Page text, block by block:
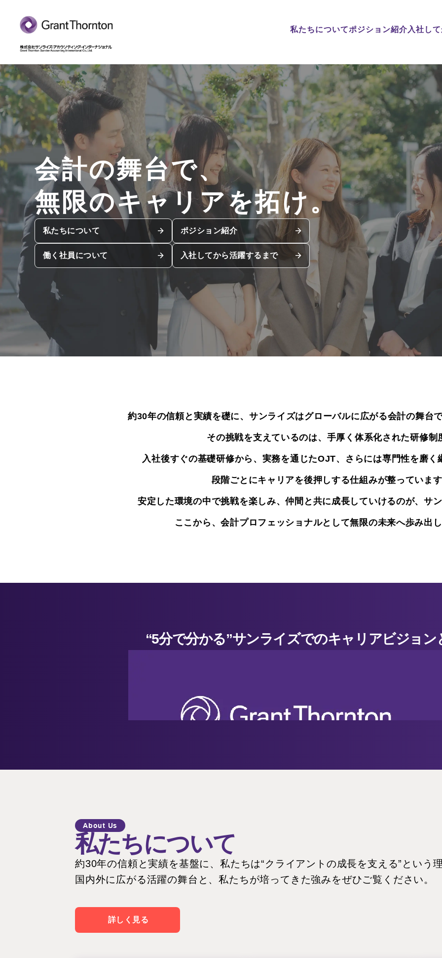
私たちについてポジション紹介 入社し
会計の舞台で、
無限のキャリアを拓け。
私たちについて ポジション紹介
働く社員について 入社してから活躍するまで
約30年の信頼と実績を礎に、サンライズはグローバルに広がる会計の舞台
その挑戦を支えているのは、手厚く体系化された研修制
入社後すぐの基礎研修から、実務を通じたOJT、さらには専門性を磨く
段階ごとにキャリアを後押しする仕組みが整っていま
安定した環境の中で挑戦を楽しみ、仲間と共に成長していけるのが、サ
ここから、会計プロフェッショナルとして無限の未来へ歩み出
“5分で分かる”サンライズでのキャリアビジョン
About Us
私たちについて
約30年の信頼と実績を基盤に、私たちは“クライアントの成長を支える”という
国内外に広がる活躍の舞台と、私たちが培ってきた強みをぜひご覧ください。
詳しく見る